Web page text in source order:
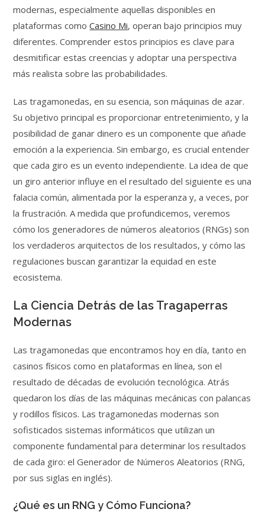
modernas, especialmente aquellas disponibles en
plataformas comoCasino Mi, operan bajo principios muy
diferentes. Comprender estos principios es clave para
desmitificar estas creencias y adoptar una perspectiva
más realista sobre las probabilidades.
Las tragamonedas, en su esencia, son máquinas de azar.
Su objetivo principal es proporcionar entretenimiento, y la
posibilidad de ganar dinero es un componente que añade
emoción a la experiencia. Sin embargo, es crucial entender
que cada giro es un evento independiente. La idea de que
un giro anterior influye en el resultado del siguiente es una
falacia común, alimentada por la esperanza y, a veces, por
la frustración. A medida que profundicemos, veremos
cómo los generadores de números aleatorios (RNGs) son
los verdaderos arquitectos de los resultados, y cómo las
regulaciones buscan garantizar la equidad en este
ecosistema.
La Ciencia Detrás de las Tragaperras
Modernas
Las tragamonedas que encontramos hoy en día, tanto en
casinos físicos como en plataformas en línea, son el
resultado de décadas de evolución tecnológica. Atrás
quedaron los días de las máquinas mecánicas con palancas
y rodillos físicos. Las tragamonedas modernas son
sofisticados sistemas informáticos que utilizan un
componente fundamental para determinar los resultados
de cada giro: el Generador de Números Aleatorios (RNG,
por sus siglas en inglés).
¿Qué es un RNG y Cómo Funciona?